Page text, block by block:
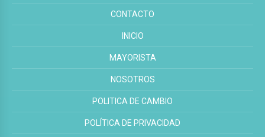
CONTACTO
INICIO
MAYORISTA
NOSOTROS
POLITICA DE CAMBIO
POLÍTICA DE PRIVACIDAD